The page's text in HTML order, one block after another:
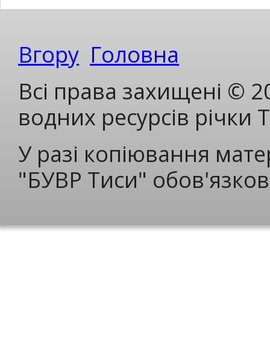
Вгору Головна
Всі права захищені ©
водних ресурсів річки
У разі копіювання
"БУВР Тиси"